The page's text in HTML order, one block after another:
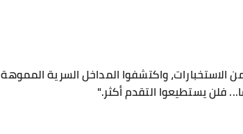
واكتشفوا المداخل السرية المموهة
فلن يستطيعوا التقدم أكثر."